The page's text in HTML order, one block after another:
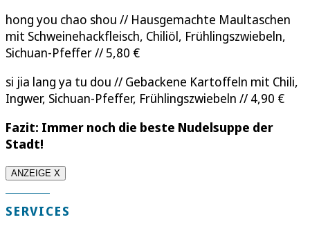
hong you chao shou // Hausgemachte Maultaschen
mit Schweinehackfleisch, Chiliöl, Frühlingszwiebeln,
Sichuan-Pfeffer // 5,80 €
si jia lang ya tu dou // Gebackene Kartoffeln mit Chili,
Ingwer, Sichuan-Pfeffer, Frühlingszwiebeln // 4,90 €
Fazit: Immer noch die beste Nudelsuppe der
Stadt!
ANZEIGE X
SERVICES